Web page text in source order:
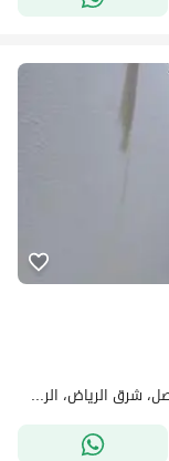
شارع الأمير فيصل بن سعد بن سعود، حي الملك فيصل، شرق الرياض، الرياض